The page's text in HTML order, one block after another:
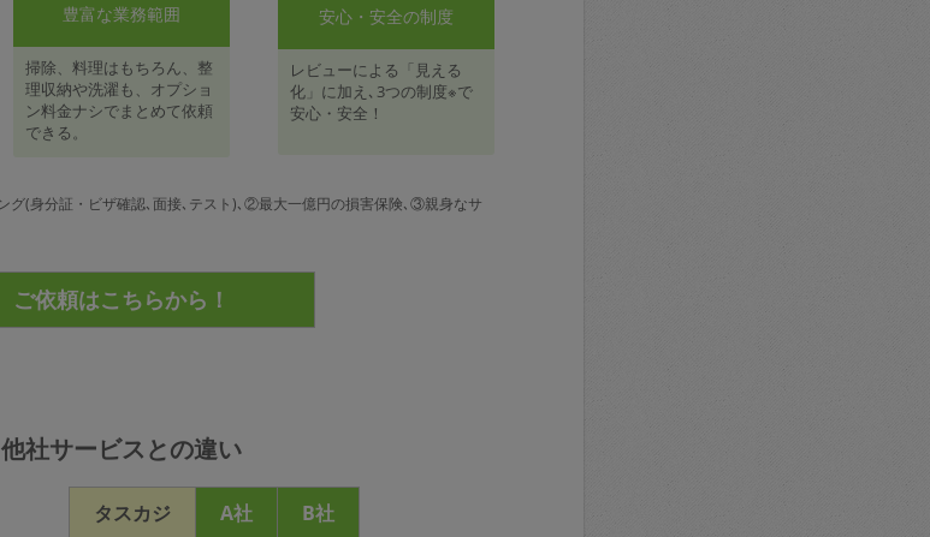
豊富な業務範囲
掃除、料理はもちろん、整
理収納や洗濯も、オプショ
ン料金ナシでまとめて依頼
できる。
安心・安全の制度
レビューによる「見える
化」に加え､3つの制度※で
安心・安全！
(身分証・ビザ確認､面接､テスト)､②最大一億円の損害保険､③親身なサ
他社サービスとの違い
タスカジ A社
B社